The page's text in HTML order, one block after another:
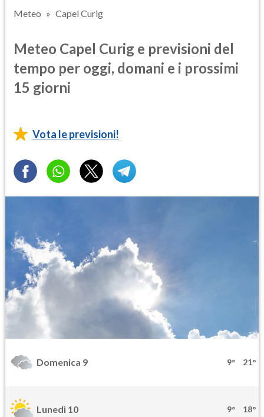
Meteo Capel Curig
Meteo Capel Curig e previsioni del
tempo per oggi, domani e i prossimi
15 giorni
Vota le previsioni!
Domenica 9 9° 21°
Lunedì 10 9° 18°